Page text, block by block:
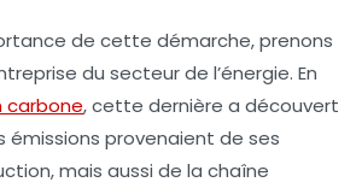
de cette démarche, prenons
du secteur de l’énergie. En
carbone, cette dernière a découvert
émissions provenaient de ses
mais aussi de la chaîne